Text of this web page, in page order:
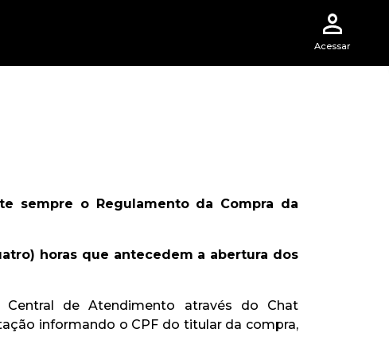
Acessar
sempre o Regulamento da Compra da
horas que antecedem a abertura dos
de Atendimento através do Chat
informando o CPF do titular da compra,